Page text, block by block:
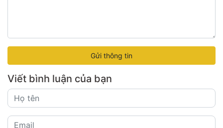
Gửi thông tin
Viết bình luận của bạn